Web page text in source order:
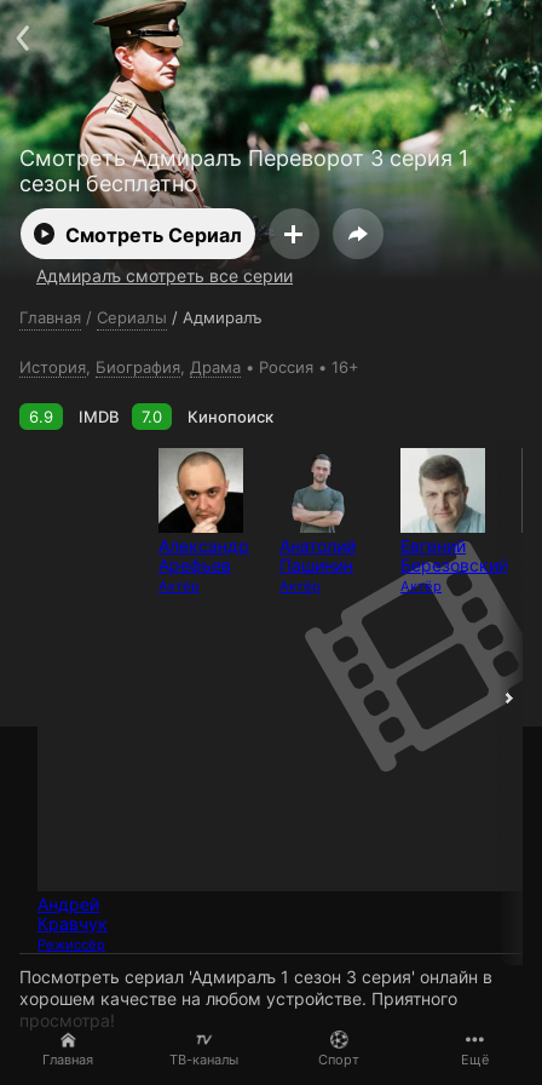
Смотреть 3650 дней бесплатно
Главная ТВ-каналы Спорт Ещё
Смотреть Адмиралъ Переворот 3 серия 1
сезон бесплатно
Смотреть Сериал
Адмиралъ смотреть все серии
Главная / Сериалы / Адмиралъ
История Биография Драма Россия 16+
6.9 IMDB 7.0 Кинопоиск
Андрей
Кравчук
Режиссёр
Александр
Арефьев
Актёр
Анатолий
Пашинин
Актёр
Евгений
Березовский
Актёр
Посмотреть сериал 'Адмиралъ 1 сезон 3 серия' онлайн в
хорошем качестве на любом устройстве. Приятного
просмотра!
Телефон поддержки: +998 55 516 2111
Пользовательское соглашение
Политика конфиденциальности
Открыть приложение
Ввести промокод